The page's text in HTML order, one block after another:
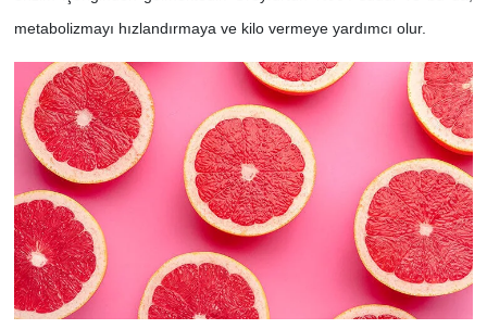
metabolizmayı hızlandırmaya ve kilo vermeye yardımcı olur.